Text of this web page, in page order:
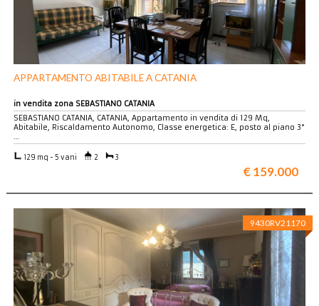
APPARTAMENTO ABITABILE A CATANIA
in vendita zona SEBASTIANO CATANIA
SEBASTIANO CATANIA, CATANIA, Appartamento in vendita di 129 Mq,
Abitabile, Riscaldamento Autonomo, Classe energetica: E, posto al piano 3°
…
129 mq - 5 vani 2 3
€ 159.000
9430RV21170